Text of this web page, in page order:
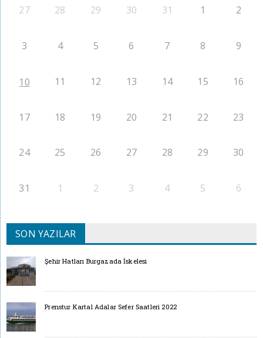
27 28 29 30 31 1 2
3 4 5 6 7 8 9
10 11 12 13 14 15 16
17 18 19 20 21 22 23
24 25 26 27 28 29 30
31 1 2 3 4 5 6
SON YAZILAR
Şehir Hatları Burgazada İskelesi
Prenstur Kartal Adalar Sefer Saatleri 2022